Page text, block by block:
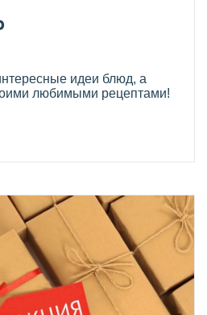
идеи блюд, а
любимыми рецептами!